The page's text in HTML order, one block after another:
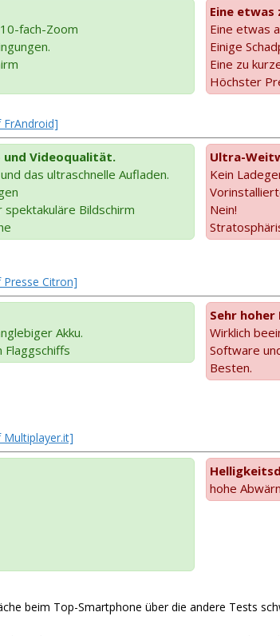
fach-Zoom
Eine
Eine etwas
Einige
Eine zu
Höchster
FrAndroid]
und Videoqualität.
das ultraschnelle Aufladen.
Bildschirm
Ultra-
Kein
Nein!
Presse Citron]
Akku.
Flaggschiffs
Sehr hoher
Wirklich
Software
Besten.
Multiplayer.it]
hohe
beim Top-Smartphone über die andere Tests